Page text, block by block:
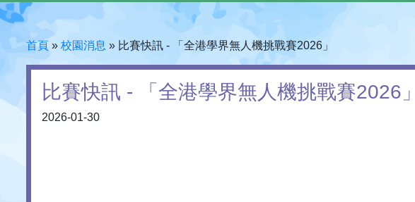
首頁 » 校園消息 » 比賽快訊 - 「全港學界無人機挑戰賽2026」
比賽快訊 - 「全港學界無人機挑戰賽2026」
2026-01-30